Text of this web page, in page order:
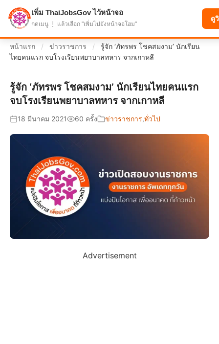
แบ่งปันโอกาส เพื่ออนาคตที่ก้าวหน้า
หน้าแรก / ข่าวราชการ /
รู้จัก ‘ภัทรพร โชคสมงาม’ นักเรียน
ไทยคนแรก จบโรงเรียนพยาบาลทหาร จากเกาหลี
รู้จัก ‘ภัทรพร โชคสมงาม’ นักเรียนไทยคนแรก
จบโรงเรียนพยาบาลทหาร จากเกาหลี
18 มีนาคม 2021 60 ครั้ง ข่าวราชการ,ทั่วไป
Advertisement
เพิ่ม ThaiJobsGov ไว้หน้าจอ
กดเมนู ⋮ แล้วเลือก "เพิ่มไปยังหน้าจอโฮม"
ดู